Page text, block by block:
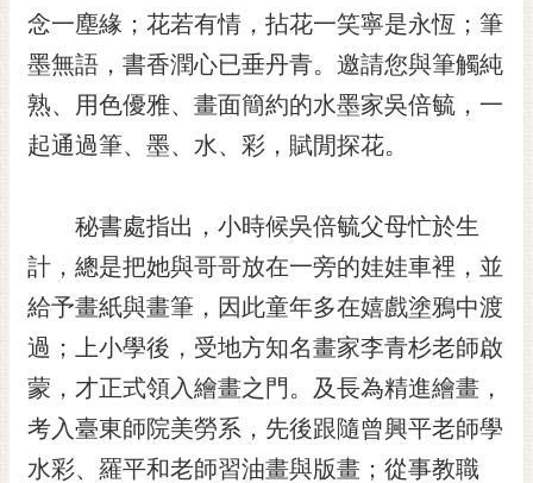
桐
花
祭
網
站
訂
閱
RSS
訂
閱
電
子
報
念一塵緣；花若有情，拈花一笑寧是永恆；筆
墨無語，書香潤心已垂丹青。邀請您與筆觸純
熟、用色優雅、畫面簡約的水墨家吳倍毓，一
起通過筆、墨、水、彩，賦閒探花。
秘書處指出，小時候吳倍毓父母忙於生
計，總是把她與哥哥放在一旁的娃娃車裡，並
給予畫紙與畫筆，因此童年多在嬉戲塗鴉中渡
過；上小學後，受地方知名畫家李青杉老師啟
蒙，才正式領入繪畫之門。及長為精進繪畫，
考入臺東師院美勞系，先後跟隨曾興平老師學
水彩、羅平和老師習油畫與版畫；從事教職